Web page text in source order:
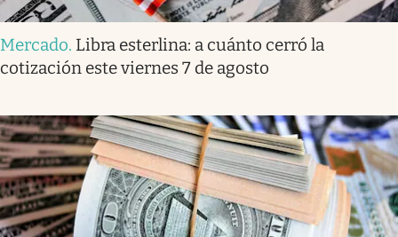
Mercado. Libra esterlina: a cuánto cerró la
cotización este viernes 7 de agosto